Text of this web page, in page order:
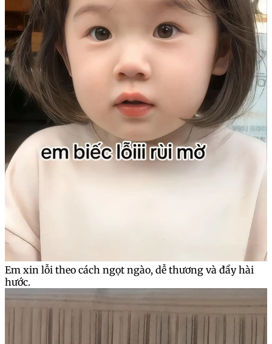
Em xin lỗi theo cách ngọt ngào, dễ thương và đầy hài
hước.